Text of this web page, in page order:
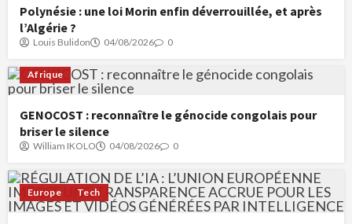
Polynésie : une loi Morin enfin déverrouillée, et après
l’Algérie ?
Louis Bulidon 04/08/2026 0
Afrique
GENOCOST : reconnaître le génocide congolais pour
briser le silence
William IKOLO 04/08/2026 0
Europe Tech